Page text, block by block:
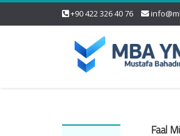
+90 422 326 40 76
Faal